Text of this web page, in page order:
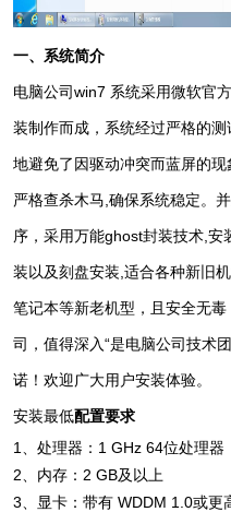
一、系统简介
电脑公司win7 系统采用微软官
装制作而成，系统经过严格的
地避免了因驱动冲突而蓝屏的
严格查杀木马,确保系统稳定。
序，采用万能ghost封装技术,
装以及刻盘安装,适合各种新旧
笔记本等新老机型，且安全无
司，值得深入“是电脑公司技术
诺！欢迎广大用户安装体验。
安装最低配置要求
1、处理器：1 GHz 64位处理器
2、内存：2 GB及以上
3、显卡：带有 WDDM 1.0或更